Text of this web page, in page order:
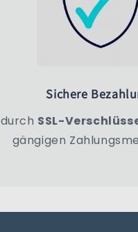
Sichere
durch SSL-
gängigen